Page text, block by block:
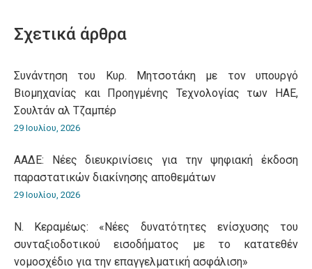
Σχετικά άρθρα
Συνάντηση του Κυρ. Μητσοτάκη με τον υπουργό
Βιομηχανίας και Προηγμένης Τεχνολογίας των ΗΑΕ,
Σουλτάν αλ Τζαμπέρ
29 Ιουλίου, 2026
ΑΑΔΕ: Νέες διευκρινίσεις για την ψηφιακή έκδοση
παραστατικών διακίνησης αποθεμάτων
29 Ιουλίου, 2026
Ν. Κεραμέως: «Νέες δυνατότητες ενίσχυσης του
συνταξιοδοτικού εισοδήματος με το κατατεθέν
νομοσχέδιο για την επαγγελματική ασφάλιση»